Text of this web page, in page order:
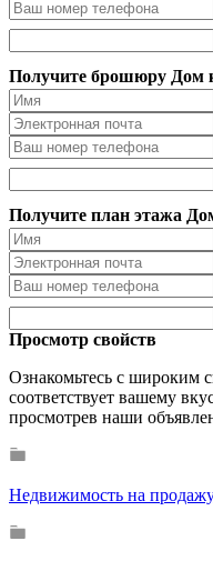
Получите брошюру Дом
Получите план этажа
Просмотр свойств
Ознакомьтесь с широким
соответствует вашему
просмотрев наши
Недвижимость на